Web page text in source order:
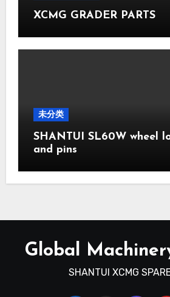
XCMG GRADER PARTS
未分类
SHANTUI SL60W wheel
and pins
Global
SHANTUI XCMG